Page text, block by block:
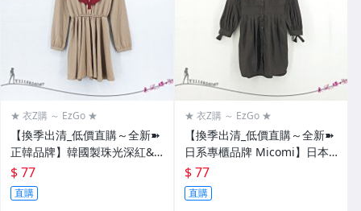
★ 衣Z購 ～ EzGo ★
【換季出清_低價直購～全新➽
正韓品牌】韓國製珠光深紅&
卡其撞色拼接圓領縮腰有口袋
傘擺有厚度雪紡質優洋裝
$ 77
直購
★ 衣Z購 ～ EzGo ★
【換季出清_低價直購～全新➽
日系專櫃品牌 Micomi】日本
製黑色立體壓摺造型綁結七分
袖釦式開襟A字擺後綁帶優質
棉洋裝
$ 77
直購